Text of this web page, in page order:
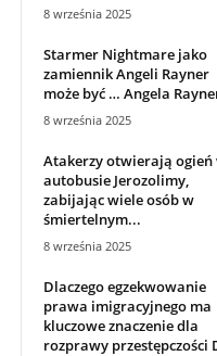
8 września 2025
Starmer Nightmare jako
zamiennik Angeli Rayner
może być … Angela
8 września 2025
Atakerzy otwierają ogień
autobusie Jerozolimy,
zabijając wiele osób w
śmiertelnym...
8 września 2025
Dlaczego egzekwowanie
prawa imigracyjnego ma
kluczowe znaczenie dla
rozprawy przestępczości